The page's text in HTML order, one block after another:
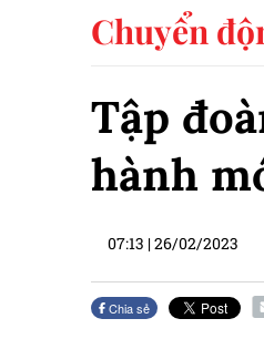
Chuyển
Tập
hành
07:13 |26/02/2023
Chia sẻ